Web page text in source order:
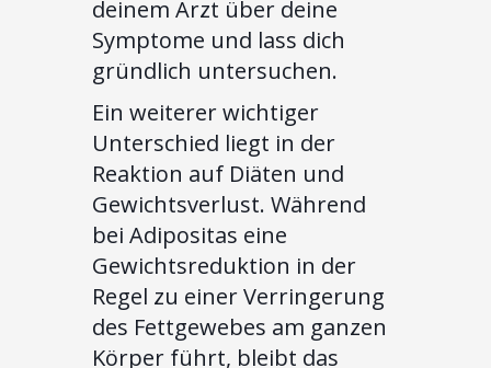
deinem Arzt über deine
Symptome und lass dich
gründlich untersuchen.
Ein weiterer wichtiger
Unterschied liegt in der
Reaktion auf Diäten und
Gewichtsverlust. Während
bei Adipositas eine
Gewichtsreduktion in der
Regel zu einer Verringerung
des Fettgewebes am ganzen
Körper führt, bleibt das